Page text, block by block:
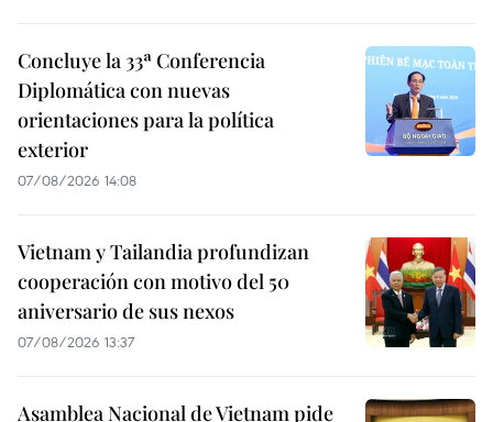
Concluye la 33ª Conferencia
Diplomática con nuevas
orientaciones para la política
exterior
07/08/2026 14:08
Vietnam y Tailandia profundizan
cooperación con motivo del 50
aniversario de sus nexos
07/08/2026 13:37
Asamblea Nacional de Vietnam pide